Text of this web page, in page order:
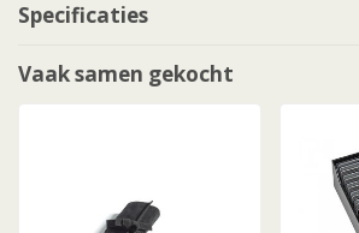
Specificaties
Vaak samen gekocht